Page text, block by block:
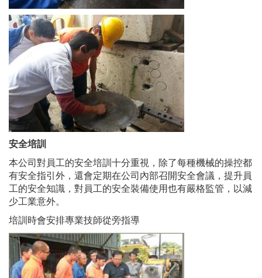
安全培訓
本公司對員工的安全培訓十分重視，除了每種機械的操控都
有安全指引外，還會定期在公司內部召開安全會議，提升員
工的安全知識，對員工的安全裝備使用也有嚴格監管，以減
少工業意外。
培訓時會安排專業技師從旁指導